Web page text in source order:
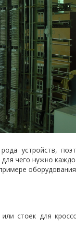
устройств,
чего нужно
стоек для